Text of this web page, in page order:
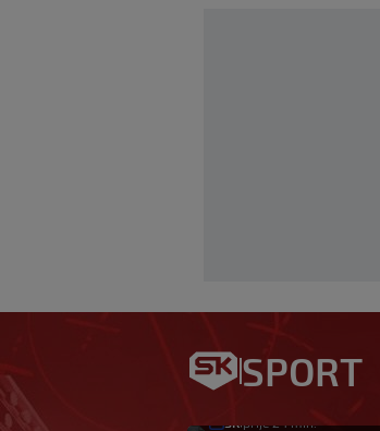
SPORT
Bennacer
slobodan
htio, ali…
SK prije 24 min.